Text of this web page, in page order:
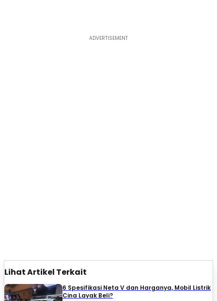
Lihat Artikel Terkait
6 Spesifikasi Neta V dan Harganya, Mobil Listrik
Cina Layak Beli?